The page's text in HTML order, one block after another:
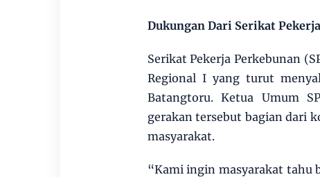
Dukungan Dari Serikat Pekerja
Serikat Pekerja Perkebunan
Regional I yang turut
Batangtoru. Ketua Umum
gerakan tersebut bagian dari
masyarakat.
“Kami ingin masyarakat tahu